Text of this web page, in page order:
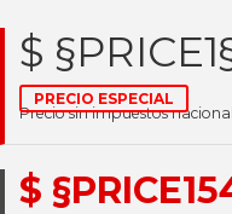
$
PRECIO ESPECIAL
Precio sin impuestos
$